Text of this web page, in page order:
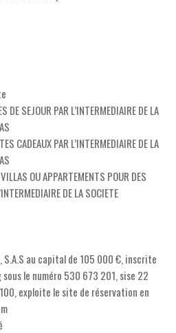
DE SEJOUR PAR L’INTERMEDIAIRE DE LA
CADEAUX PAR L’INTERMEDIAIRE DE LA
OU APPARTEMENTS POUR DES
DE LA SOCIETE
S.A.S au capital de 105 000 €, inscrite
sous le numéro 530 673 201, sise 22
exploite le site de réservation en